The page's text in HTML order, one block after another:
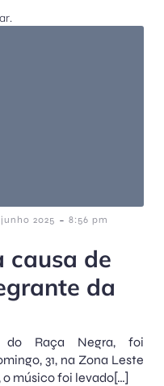
2025 - 8:56 pm
causa de
da
do Raça Negra, foi
31, na Zona Leste
músico foi levado[…]